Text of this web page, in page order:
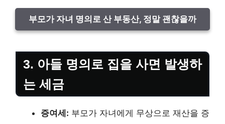
부모가 자녀 명의로 산 부동산, 정말 괜찮을까
3. 아들 명의로 집을 사면 발생하
는 세금
증여세: 부모가 자녀에게 무상으로 재산을 증